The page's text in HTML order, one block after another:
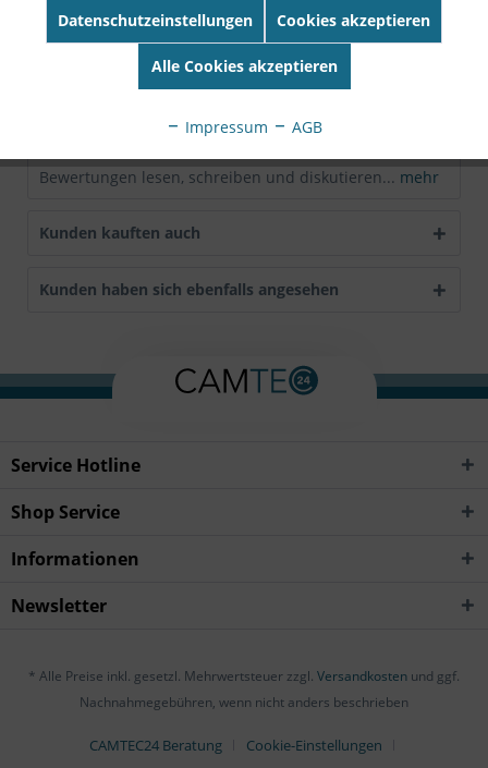
Technische Daten
Hersteller SECOMP® Produktgruppe Werkzeug
Produkttyp Werkzeug-Setmehr
Bewertungen lesen, schreiben und diskutieren... mehr
Kunden kauften auch
Kunden haben sich ebenfalls angesehen
Service Hotline
Shop Service
Informationen
Newsletter
* Alle Preise inkl. gesetzl. Mehrwertsteuer zzgl. Versandkosten und ggf.
Nachnahmegebühren, wenn nicht anders beschrieben
CAMTEC24 Beratung Cookie-Einstellungen
Datenschutzeinstellungen Cookies akzeptieren
Alle Cookies akzeptieren
Impressum AGB